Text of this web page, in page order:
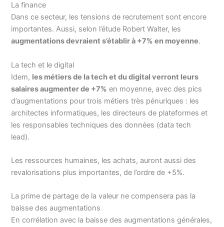
La finance
Dans ce secteur, les tensions de recrutement sont encore
importantes. Aussi, selon l’étude Robert Walter, les
augmentations devraient s’établir à +7% en moyenne.
La tech et le digital
Idem, les métiers de la tech et du digital verront leurs
salaires augmenter de +7% en moyenne, avec des pics
d’augmentations pour trois métiers très pénuriques : les
architectes informatiques, les directeurs de plateformes et
les responsables techniques des données (data tech
lead).
Les ressources humaines, les achats, auront aussi des
revalorisations plus importantes, de l’ordre de +5%.
La prime de partage de la valeur ne compensera pas la
baisse des augmentations
En corrélation avec la baisse des augmentations générales,